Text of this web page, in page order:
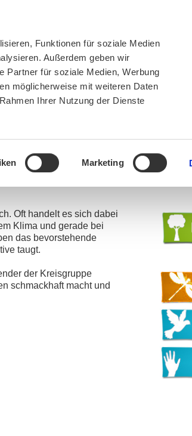
Funktionen für soziale Medien
Außerdem geben wir
Partner für soziale Medien, Werbung
möglicherweise mit weiteren Daten
Ihrer Nutzung der Dienste
Marketing
SPENDEN
Weihnachten – Gans anders Teil 3
Oft handelt es sich dabei
Klima und gerade bei
das bevorstehende
taugt.
der Kreisgruppe
schmackhaft macht und